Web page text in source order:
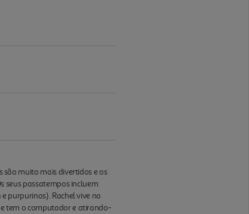
são muito mais divertidos e os
seus passatempos incluem
purpurinas). Rachel vive na
tem o computador e atirando-